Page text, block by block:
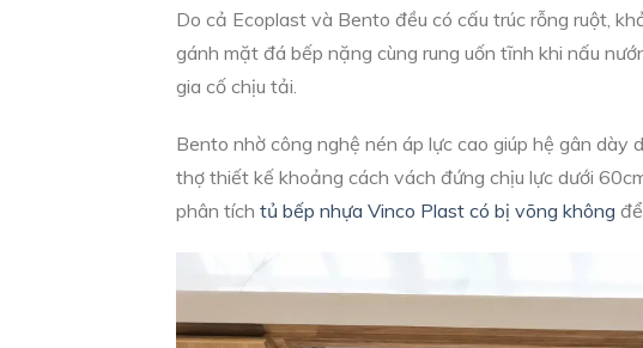
Do cả Ecoplast và Bento đều có cấu trúc rỗng ruột,
gánh mặt đá bếp nặng cùng rung uốn tĩnh khi nấu
gia cố chịu tải.
Bento nhờ công nghệ nén áp lực cao giúp hệ gân dày
thợ thiết kế khoảng cách vách đứng chịu lực dưới
phân tích tủ bếp nhựa Vinco Plast có bị võng không